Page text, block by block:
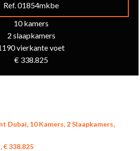
Ref. 01854mkbe
10 kamers
2 slaapkamers
vierkante voet
€ 338.825
Dubai, 10 Kamers, 2 Slaapkamers,
€ 338.825